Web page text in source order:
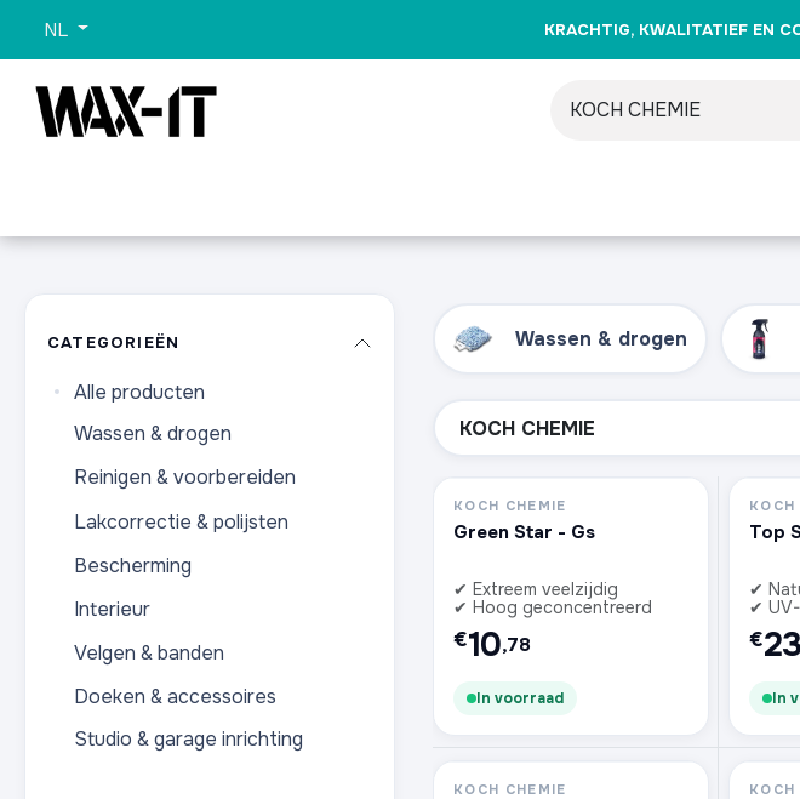
NL KRACHTIG, KWALITATIEF EN
CATEGORIEËN
Alle producten
Wassen & drogen
Reinigen & voorbereiden
Lakcorrectie & polijsten
Bescherming
Interieur
Velgen & banden
Doeken & accessoires
Studio & garage inrichting
Wassen & drogen
KOCH CHEMIE
Green Star - Gs
✔ Extreem veelzijdig
✔ Hoog geconcentreerd
€10,78
In voorraad
KOCH
Top
✔
✔
€23
In
KOCH CHEMIE KOCH